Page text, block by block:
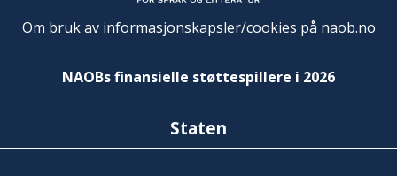
Om bruk av informasjonskapsler/cookies på naob.no
NAOBs finansielle støttespillere i 2026
Staten